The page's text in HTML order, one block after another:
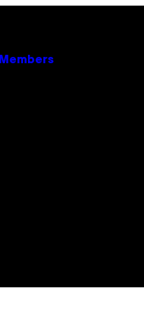
Members